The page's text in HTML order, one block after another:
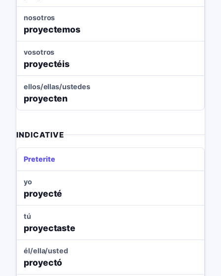
nosotros
proyectemos
vosotros
proyectéis
ellos/ellas/ustedes
proyecten
INDICATIVE
Preterite
yo
proyecté
tú
proyectaste
él/ella/usted
proyectó